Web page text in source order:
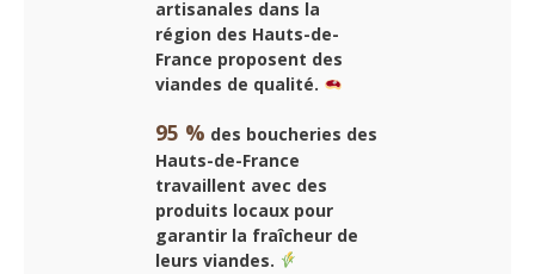
artisanales dans la
région des Hauts-de-
France proposent des
viandes de qualité.
95 % des boucheries des
Hauts-de-France
travaillent avec des
produits locaux pour
garantir la fraîcheur de
leurs viandes.